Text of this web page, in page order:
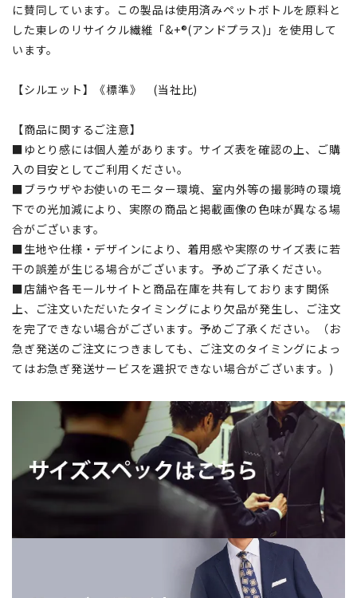
に賛同しています。この製品は使用済みペットボトルを原料と
した東レのリサイクル繊維「&+®(アンドプラス)」を使用して
います。
【シルエット】《標準》 (当社比)
【商品に関するご注意】
■ゆとり感には個人差があります。サイズ表を確認の上、ご購
入の目安としてご利用ください。
■ブラウザやお使いのモニター環境、室内外等の撮影時の環境
下での光加減により、実際の商品と掲載画像の色味が異なる場
合がございます。
■生地や仕様・デザインにより、着用感や実際のサイズ表に若
干の誤差が生じる場合がございます。予めご了承ください。
■店舗や各モールサイトと商品在庫を共有しております関係
上、ご注文いただいたタイミングにより欠品が発生し、ご注文
を完了できない場合がございます。予めご了承ください。（お
急ぎ発送のご注文につきましても、ご注文のタイミングによっ
てはお急ぎ発送サービスを選択できない場合がございます。)